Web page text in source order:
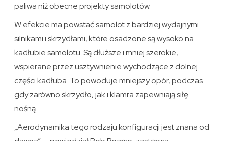
paliwa niż obecne projekty samolotów.
W efekcie ma powstać samolot z bardziej wydajnymi
silnikami i skrzydłami, które osadzone są wysoko na
kadłubie samolotu. Są dłuższe i mniej szerokie,
wspierane przez usztywnienie wychodzące z dolnej
części kadłuba. To powoduje mniejszy opór, podczas
gdy zarówno skrzydło, jak i klamra zapewniają siłę
nośną.
„Aerodynamika tego rodzaju konfiguracji jest znana od